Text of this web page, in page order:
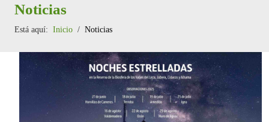
Noticias
Está aquí: Inicio Noticias